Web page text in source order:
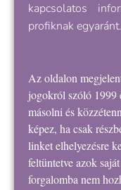
kapcsolatos
profiknak egyaránt.
Az oldalon
jogokról szóló
másolni és
képez, ha csak
linket elhelyezésre
feltüntetve azok
forgalomba nem